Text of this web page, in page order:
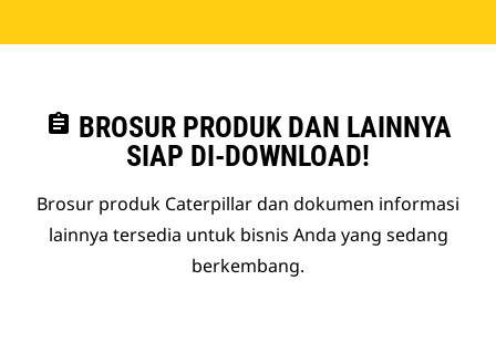
assignment BROSUR PRODUK DAN LAINNYA
SIAP DI-DOWNLOAD!
Brosur produk Caterpillar dan dokumen informasi
lainnya tersedia untuk bisnis Anda yang sedang
berkembang.